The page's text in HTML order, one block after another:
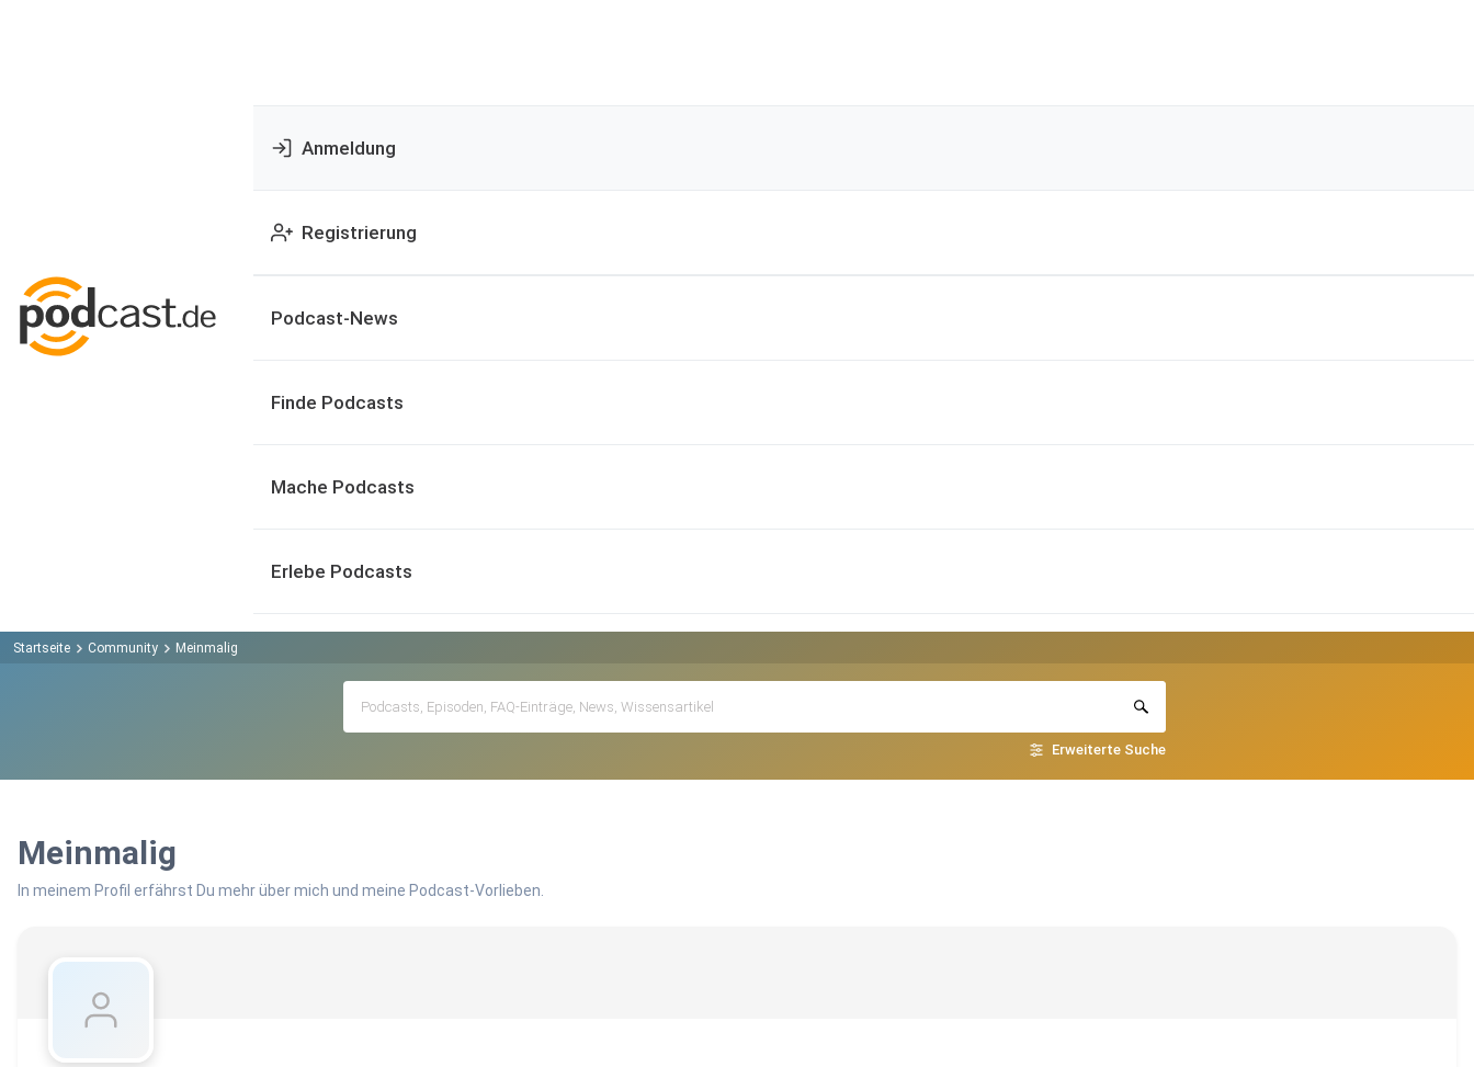
Anmeldung
Registrierung
Podcast-News
Finde Podcasts
Mache Podcasts
Erlebe Podcasts
Startseite Community Meinmalig
Erweiterte Suche
Meinmalig
In meinem Profil erfährst Du mehr über mich und meine Podcast-Vorlieben.